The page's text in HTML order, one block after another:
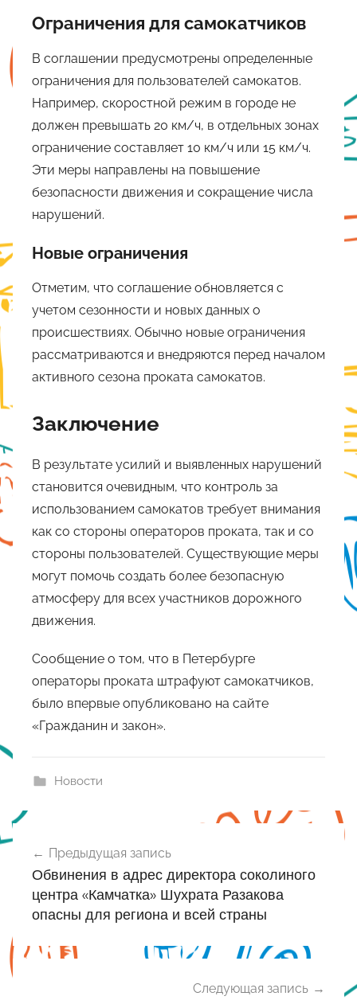
Ограничения для самокатчиков
В соглашении предусмотрены определенные
ограничения для пользователей самокатов.
Например, скоростной режим в городе не
должен превышать 20 км/ч, в отдельных зонах
ограничение составляет 10 км/ч или 15 км/ч.
Эти меры направлены на повышение
безопасности движения и сокращение числа
нарушений.
Новые ограничения
Отметим, что соглашение обновляется с
учетом сезонности и новых данных о
происшествиях. Обычно новые ограничения
рассматриваются и внедряются перед началом
активного сезона проката самокатов.
Заключение
В результате усилий и выявленных нарушений
становится очевидным, что контроль за
использованием самокатов требует внимания
как со стороны операторов проката, так и со
стороны пользователей. Существующие меры
могут помочь создать более безопасную
атмосферу для всех участников дорожного
движения.
Сообщение о том, что в Петербурге
операторы проката штрафуют самокатчиков,
было впервые опубликовано на сайте
«Гражданин и закон».
Новости
Навигация
по
записям
Предыдущая запись
Обвинения в адрес директора соколиного
центра «Камчатка» Шухрата Разакова
опасны для региона и всей страны
Следующая запись